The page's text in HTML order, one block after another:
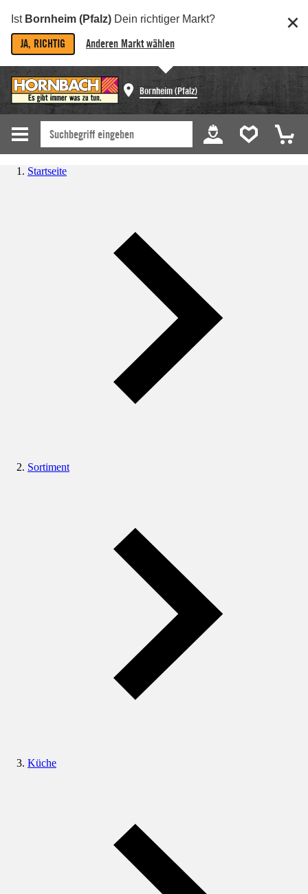
Ist Bornheim (Pfalz) Dein richtiger Markt?
JA, RICHTIG Anderen Markt wählen
Bornheim (Pfalz)
Startseite
Sortiment
Küche